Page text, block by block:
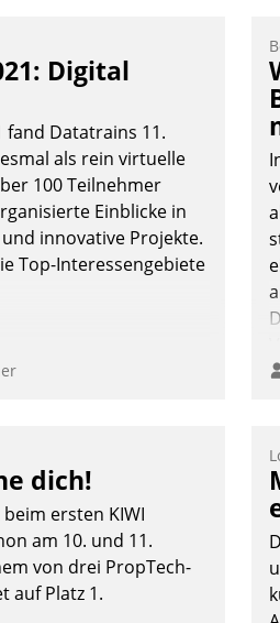
Digital
fand Datatrains 11.
als rein virtuelle
100 Teilnehmer
Einblicke in
innovative Projekte.
Top-Interessengebiete
dich!
ersten KIWI
am 10. und 11.
von drei PropTech-
auf Platz 1.